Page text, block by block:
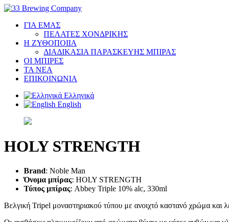
ΓΙΑ ΕΜΑΣ
ΠΕΛΑΤΕΣ ΧΟΝΔΡΙΚΗΣ
Η ΖΥΘΟΠΟΙΙΑ
ΔΙΑΔΙΚΑΣΙΑ ΠΑΡΑΣΚΕΥΗΣ ΜΠΙΡΑΣ
ΟΙ ΜΠΙΡΕΣ
ΤΑ ΝΕΑ
ΕΠΙΚΟΙΝΩΝΙΑ
Ελληνικά
English
HOLY STRENGTH
Brand: Noble Man
Όνομα μπίρας: HOLY STRENGTH
Τύπος μπίρας: Abbey Triple 10% alc, 330ml
Βελγική Tripel μοναστηριακού τύπου με ανοιχτό καστανό χρώμα και